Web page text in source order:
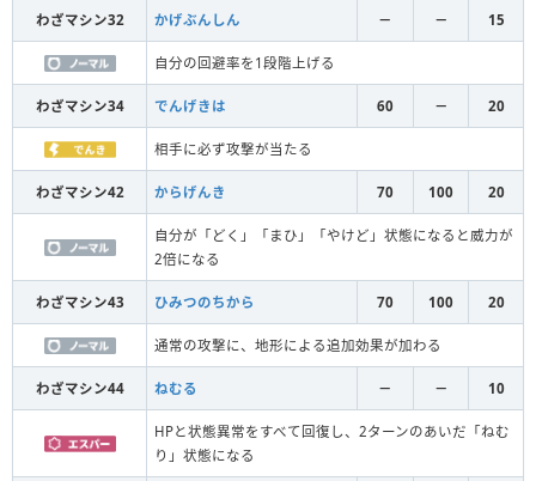
わざマシン32 かげぶんしん － － 15
自分の回避率を1段階上げる
わざマシン34 でんげきは 60 － 20
相手に必ず攻撃が当たる
わざマシン42 からげんき 70 100 20
自分が「どく」「まひ」「やけど」状態になると威力が
2倍になる
わざマシン43 ひみつのちから 70 100 20
通常の攻撃に、地形による追加効果が加わる
わざマシン44 ねむる － － 10
HPと状態異常をすべて回復し、2ターンのあいだ「ねむ
り」状態になる